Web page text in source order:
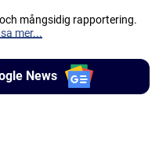
mångsidig rapportering.
mer...
News